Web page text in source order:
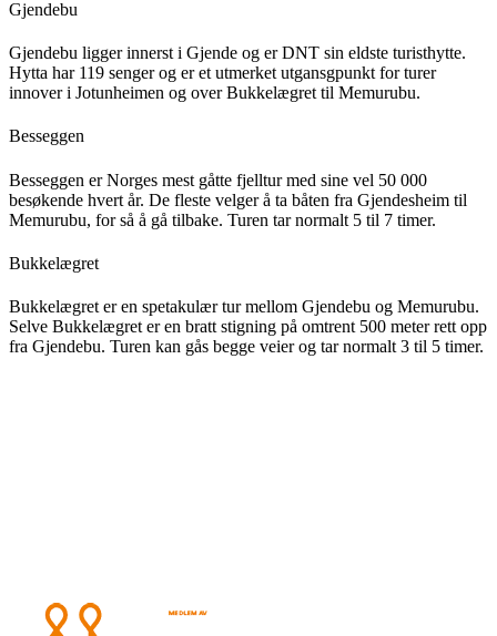
Gjendebu
Gjendebu ligger innerst i Gjende og er DNT sin eldste turisthytte.
Hytta har 119 senger og er et utmerket utgansgpunkt for turer
innover i Jotunheimen og over Bukkelægret til Memurubu.
Besseggen
Besseggen er Norges mest gåtte fjelltur med sine vel 50 000
besøkende hvert år. De fleste velger å ta båten fra Gjendesheim til
Memurubu, for så å gå tilbake. Turen tar normalt 5 til 7 timer.
Bukkelægret
Bukkelægret er en spetakulær tur mellom Gjendebu og Memurubu.
Selve Bukkelægret er en bratt stigning på omtrent 500 meter rett opp
fra Gjendebu. Turen kan gås begge veier og tar normalt 3 til 5 timer.